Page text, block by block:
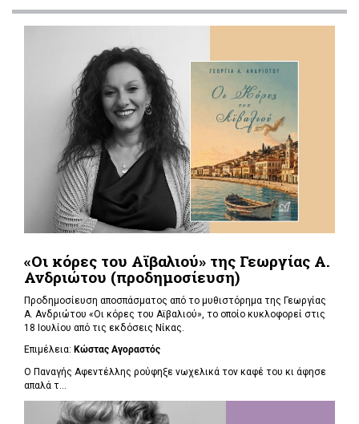
«Οι κόρες του Αϊβαλιού» της Γεωργίας Α.
Ανδριώτου (προδημοσίευση)
Προδημοσίευση αποσπάσματος από το μυθιστόρημα της Γεωργίας
Α. Ανδριώτου «Οι κόρες του Αϊβαλιού», το οποίο κυκλοφορεί στις
18 Ιουλίου από τις εκδόσεις Νίκας.
Επιμέλεια: Κώστας Αγοραστός
Ο Παναγής Αφεντέλλης ρούφηξε νωχελικά τον καφέ του κι άφησε
απαλά τ...